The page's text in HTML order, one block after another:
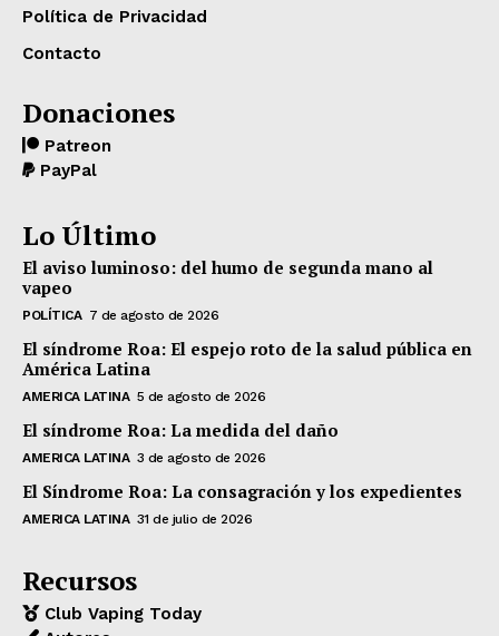
Política de Privacidad
Contacto
Donaciones
Patreon
PayPal
Lo Último
El aviso luminoso: del humo de segunda mano al
vapeo
POLÍTICA 7 de agosto de 2026
El síndrome Roa: El espejo roto de la salud pública en
América Latina
AMERICA LATINA 5 de agosto de 2026
El síndrome Roa: La medida del daño
AMERICA LATINA 3 de agosto de 2026
El Síndrome Roa: La consagración y los expedientes
AMERICA LATINA 31 de julio de 2026
Recursos
Club Vaping Today